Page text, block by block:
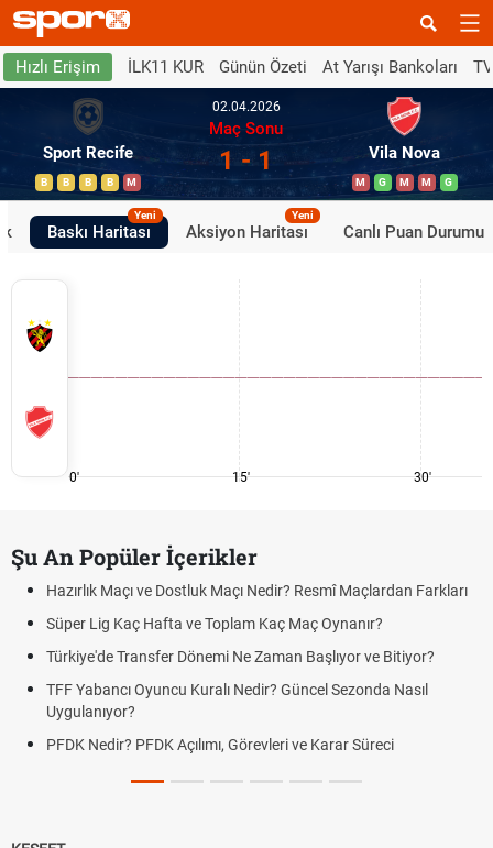
Hızlı Erişim İLK11 KUR Günün Özeti At Yarışı Bankoları
Sport Recife
B B B B M
02.04.2026
Maç Sonu
1 - 1 Vila Nova
M G M M G
Baskı Haritası
Yeni
Aksiyon Haritası
Yeni
Canlı Puan Durumu
0' 15' 30'
Şu An Popüler İçerikler
Hazırlık Maçı ve Dostluk Maçı Nedir? Resmî Maçlardan Farkları
Süper Lig Kaç Hafta ve Toplam Kaç Maç Oynanır?
Türkiye'de Transfer Dönemi Ne Zaman Başlıyor ve Bitiyor?
TFF Yabancı Oyuncu Kuralı Nedir? Güncel Sezonda Nasıl
Uygulanıyor?
PFDK Nedir? PFDK Açılımı, Görevleri ve Karar Süreci